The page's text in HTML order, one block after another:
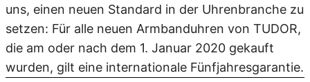
uns, einen neuen Standard in der Uhrenbranche zu
setzen: Für alle neuen Armbanduhren von TUDOR,
die am oder nach dem 1. Januar 2020 gekauft
wurden, gilt eine internationale Fünfjahresgarantie.